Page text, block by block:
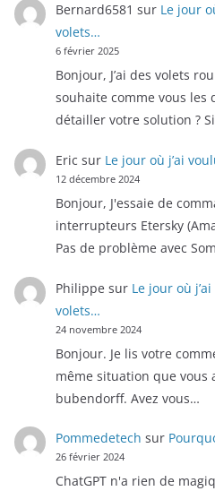
Bernard6581 sur Le jour
volets…
6 février 2025
Bonjour, J’ai des volets
souhaite comme vous les
détailler votre solution ?
Eric sur Le jour où j’ai
12 décembre 2024
Bonjour, J'essaie de
interrupteurs Etersky
Pas de problème avec
Philippe sur Le jour où
volets…
24 novembre 2024
Bonjour. Je lis votre
même situation que vous
bubendorff. Avez vous…
Pommedetech sur
26 février 2024
ChatGPT n'a rien de